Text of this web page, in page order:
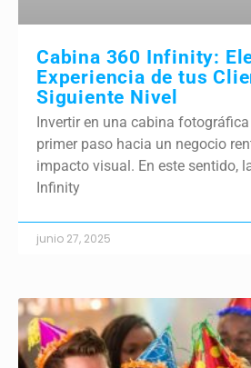
Cabina 360 Infinity:
Experiencia de tus
Siguiente Nivel
Invertir en una cabina fotográfica
primer paso hacia un negocio
impacto visual. En este sentido,
Infinity
junio 27, 2025